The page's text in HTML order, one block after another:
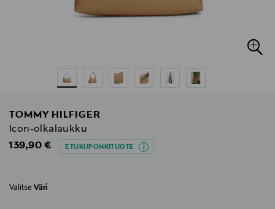
TOMMY HILFIGER
Icon-olkalaukku
Original Price
139,90 € ETUKUPONKITUOTE
Valitse Väri